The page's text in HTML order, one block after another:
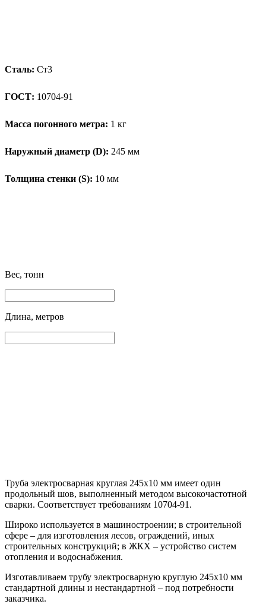
Сталь: Ст3
ГОСТ: 10704-91
Масса погонного метра: 1 кг
Наружный диаметр (D): 245 мм
Толщина стенки (S): 10 мм
Вес, тонн
Длина, метров
Труба электросварная круглая 245х10 мм имеет один
продольный шов, выполненный методом высокочастотной
сварки. Соответствует требованиям 10704-91.
Широко используется в машиностроении; в строительной
сфере – для изготовления лесов, ограждений, иных
строительных конструкций; в ЖКХ – устройство систем
отопления и водоснабжения.
Изготавливаем трубу электросварную круглую 245х10 мм
стандартной длины и нестандартной – под потребности
заказчика.